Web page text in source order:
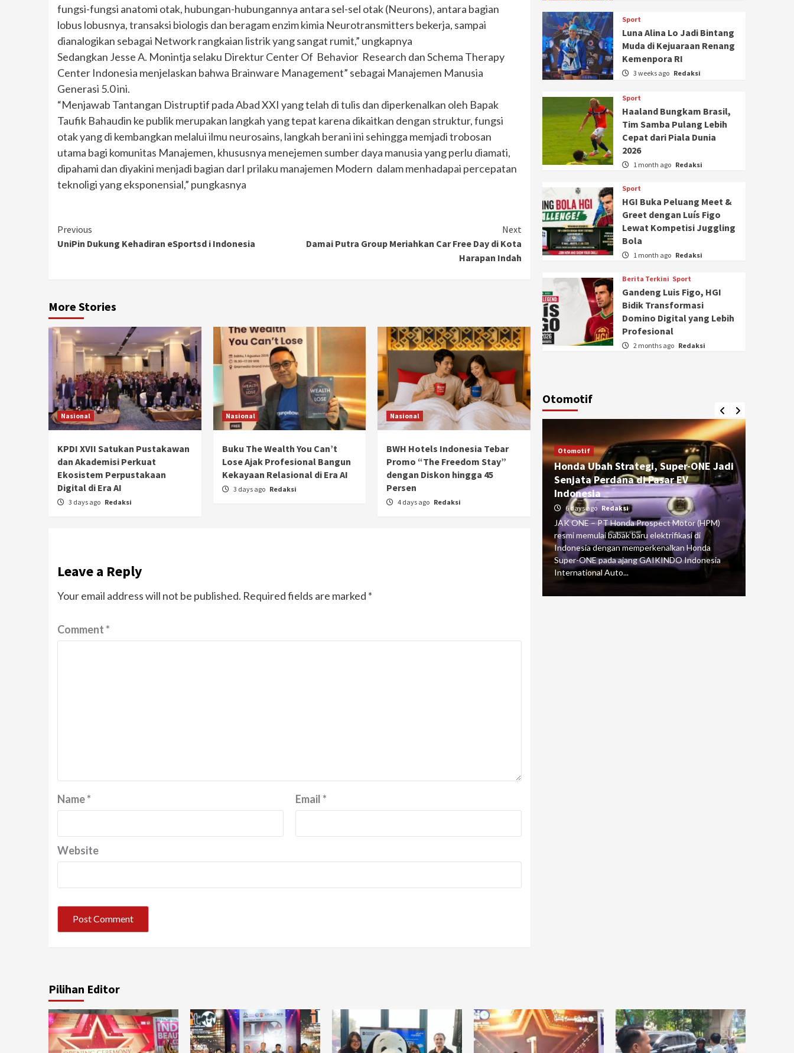
fungsi-fungsi anatomi otak, hubungan-hubungannya antara sel-sel otak (Neurons), antara bagian
lobus lobusnya, transaksi biologis dan beragam enzim kimia Neurotransmitters bekerja, sampai
dianalogikan sebagai Network rangkaian listrik yang sangat rumit,” ungkapnya
Sedangkan Jesse A. Monintja selaku Direktur Center Of Behavior Research dan Schema Therapy
Center Indonesia menjelaskan bahwa Brainware Management” sebagai Manajemen Manusia
Generasi 5.0 ini.
“Menjawab Tantangan Distruptif pada Abad XXI yang telah di tulis dan diperkenalkan oleh Bapak
Taufik Bahaudin ke publik merupakan langkah yang tepat karena dikaitkan dengan struktur, fungsi
otak yang di kembangkan melalui ilmu neurosains, langkah berani ini sehingga memjadi trobosan
utama bagi komunitas Manajemen, khususnya menejemen sumber daya manusia yang perlu diamati,
dipahami dan diyakini menjadi bagian darI prilaku manajemen Modern dalam menhadapai percepatan
teknoligi yang eksponensial,” pungkasnya
Continue
Reading
Previous
UniPin Dukung Kehadiran eSportsd i Indonesia
Next
Damai Putra Group Meriahkan Car Free Day di Kota
Harapan Indah
More Stories
Nasional
KPDI XVII Satukan Pustakawan
dan Akademisi Perkuat
Ekosistem Perpustakaan
Digital di Era AI
3 days ago Redaksi
Nasional
Buku The Wealth You Can’t
Lose Ajak Profesional Bangun
Kekayaan Relasional di Era AI
3 days ago Redaksi
Nasional
BWH Hotels Indonesia Tebar
Promo “The Freedom Stay”
dengan Diskon hingga 45
Persen
4 days ago Redaksi
Leave a Reply
Your email address will not be published. Required fields are marked *
Comment*
Name* Email*
Website
Sport
Luna Alina Lo Jadi Bintang
Muda di Kejuaraan Renang
Kemenpora RI
3 weeks ago Redaksi
Sport
Haaland Bungkam Brasil,
Tim Samba Pulang Lebih
Cepat dari Piala Dunia
2026
1 month ago Redaksi
Sport
HGI Buka Peluang Meet &
Greet dengan Luís Figo
Lewat Kompetisi Juggling
Bola
1 month ago Redaksi
Berita Terkini Sport
Gandeng Luis Figo, HGI
Bidik Transformasi
Domino Digital yang Lebih
Profesional
2 months ago Redaksi
Otomotif
Ducati Collezione 100 Debut di
Mugello, Usung 10 Desain Bersejarah
2 months ago Redaksi
Otomotif
Honda Ubah Strategi, Super-ONE Jadi
Senjata Perdana di Pasar EV
Indonesia
6 days ago Redaksi
JAK ONE – PT Honda Prospect Motor (HPM)
resmi memulai babak baru elektrifikasi di
Indonesia dengan memperkenalkan Honda
Super-ONE pada ajang GAIKINDO Indonesia
International Auto...
Pilihan Editor